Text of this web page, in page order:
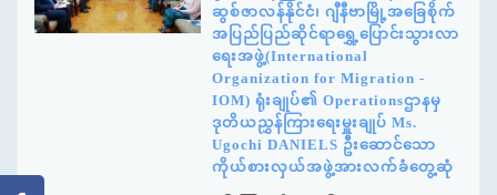
ဆွစ်ဇာလန်နိုင်ငံ၊ ဂျီနီဗာမြို့အခြေစိုက်
အပြည်ပြည်ဆိုင်ရာရွှေ့ပြောင်းသွားလာ
ရေးအဖွဲ့(International
Organization for Migration -
IOM) ရုံးချုပ်၏ Operationsဌာနမှ
ဒုတိယညွှန်ကြားရေးမှူးချုပ် Ms.
Ugochi DANIELS ဦးဆောင်သော
ကိုယ်စားလှယ်အဖွဲ့အားလက်ခံတွေ့ဆုံ